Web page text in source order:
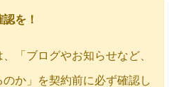
を！
「ブログやお知らせなど、
か」を契約前に必ず確認し